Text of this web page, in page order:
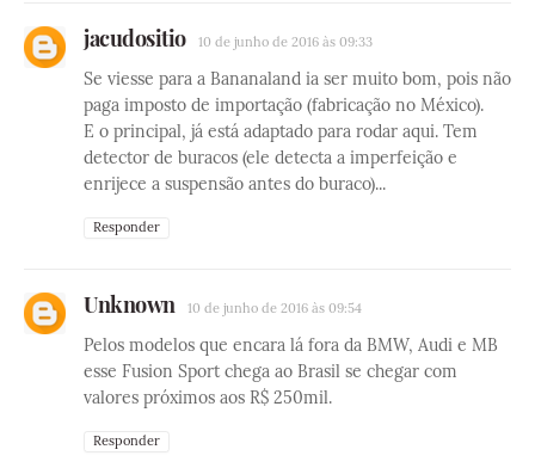
jacudositio 10 de junho de 2016 às 09:33
Se viesse para a Bananaland ia ser muito bom, pois não
paga imposto de importação (fabricação no México).
E o principal, já está adaptado para rodar aqui. Tem
detector de buracos (ele detecta a imperfeição e
enrijece a suspensão antes do buraco)...
Responder
Unknown 10 de junho de 2016 às 09:54
Pelos modelos que encara lá fora da BMW, Audi e MB
esse Fusion Sport chega ao Brasil se chegar com
valores próximos aos R$ 250mil.
Responder